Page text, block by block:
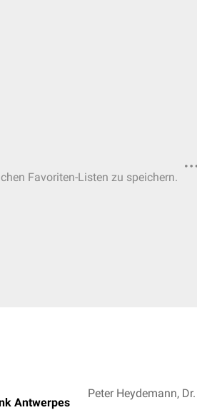
Favoriten-Listen zu speichern.
Antwerpes